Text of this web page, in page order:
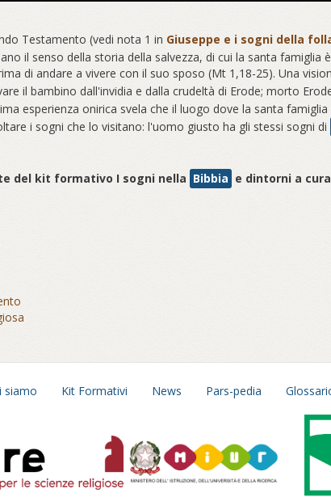
Testamento (vedi nota 1 in Giuseppe e i sogni della
il senso della storia della salvezza, di cui la santa
di andare a vivere con il suo sposo (Mt 1,18-25). Una
il bambino dall'invidia e dalla crudeltà di Erode; morto
esperienza onirica svela che il luogo dove la santa
i sogni che lo visitano: l'uomo giusto ha gli stessi sogni di
del kit formativo I sogni nella Bibbia e dintorni a
siamo Kit Formativi News Pars-pedia